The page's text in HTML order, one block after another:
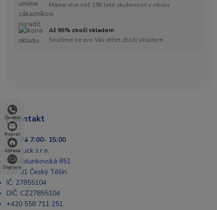
Zavolat
Napsat
Adresa
Doprava
Máme více než 10ti leté zkušenosti v oboru
Až 95% zboží skladem
Snažíme se pro Vás držet zboží skladem
Kontakt
Po- Pá 7:00- 15:00
Enatruck s.r.o.
Ul. Jablunkovská 851
737 01 Český Těšín
IČ: 27855104
DIČ: CZ27855104
+420 558 711 251